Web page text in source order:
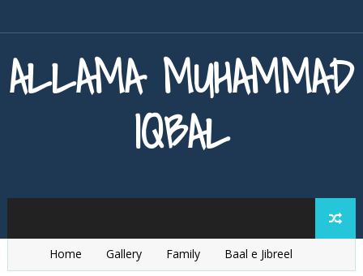
ALLAMA MUHAMMAD
IQBAL
Home Gallery Family
Baal e Jibreel